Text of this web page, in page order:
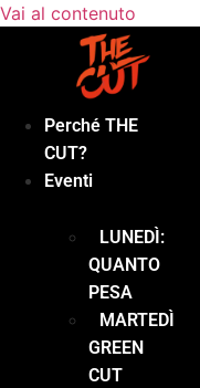
Vai al contenuto
Perché THE
CUT?
Eventi
LUNEDÌ:
QUANTO
PESA
MARTEDÌ
GREEN
CUT